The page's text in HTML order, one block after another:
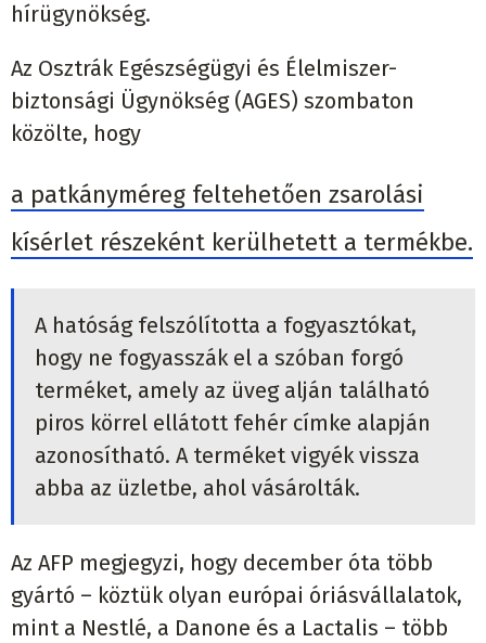
hírügynökség.
Az Osztrák Egészségügyi és Élelmiszer-
biztonsági Ügynökség (AGES) szombaton
közölte, hogy
a patkányméreg feltehetően zsarolási
kísérlet részeként kerülhetett a termékbe.
A hatóság felszólította a fogyasztókat,
hogy ne fogyasszák el a szóban forgó
terméket, amely az üveg alján található
piros körrel ellátott fehér címke alapján
azonosítható. A terméket vigyék vissza
abba az üzletbe, ahol vásárolták.
Az AFP megjegyzi, hogy december óta több
gyártó – köztük olyan európai óriásvállalatok,
mint a Nestlé, a Danone és a Lactalis – több